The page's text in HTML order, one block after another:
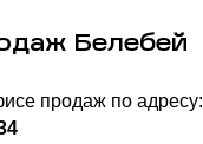
Белебей
продаж по адресу: